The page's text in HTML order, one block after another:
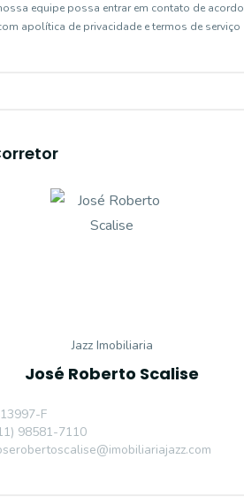
equipe possa entrar em contato de acordo
apolítica de privacidade e termos de serviço
Jazz Imobiliaria
José Roberto Scalise
F
98581-7110